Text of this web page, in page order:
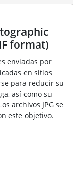
format)
enviadas por
en sitios
para reducir su
así como su
archivos JPG se
este objetivo.